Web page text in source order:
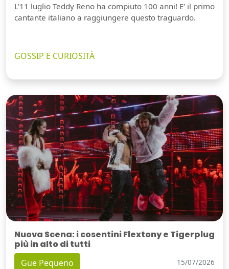
L'11 luglio Teddy Reno ha compiuto 100 anni! E' il primo
cantante italiano a raggiungere questo traguardo.
GOSSIP E CURIOSITÀ
Nuova Scena: i cosentini Flextony e Tigerplug
più in alto di tutti
Gue Pequeno 15/07/2026